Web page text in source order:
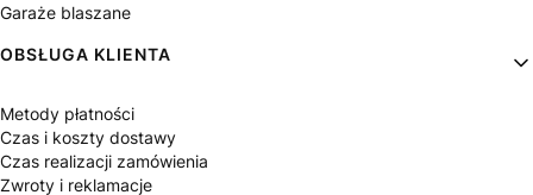
Garaże blaszane
OBSŁUGA KLIENTA
Metody płatności
Czas i koszty dostawy
Czas realizacji zamówienia
Zwroty i reklamacje